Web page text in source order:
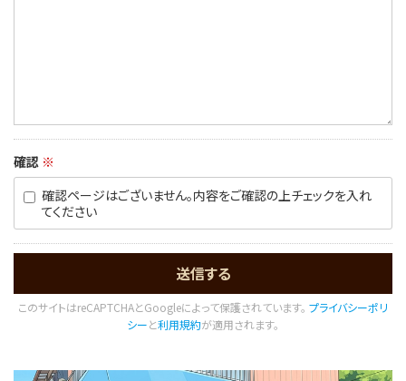
確認 ※
確認ページはございません。内容をご確認の上チェックを入れ
てください
このサイトはreCAPTCHAとGoogleによって保護されています。 プライバシーポリ
シーと利用規約が適用されます。